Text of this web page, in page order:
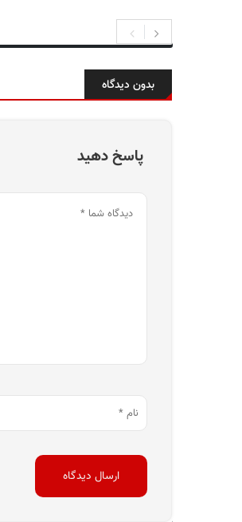
بدون دیدگاه
پاسخ دهید